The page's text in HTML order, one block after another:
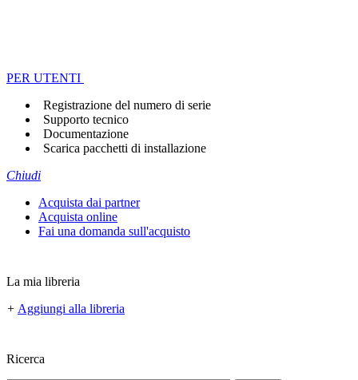
PER UTENTI
Registrazione del numero di serie
Supporto tecnico
Documentazione
Scarica pacchetti di installazione
Chiudi
Acquista dai partner
Acquista online
Fai una domanda sull'acquisto
La mia libreria
+ Aggiungi alla libreria
Ricerca